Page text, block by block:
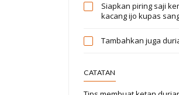
Siapkan piring saji
kacang ijo kupas
Tambahkan juga
CATATAN